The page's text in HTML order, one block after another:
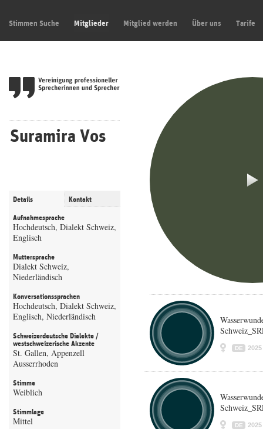
Stimmen Suche Mitglieder Mitglied werden Über uns Tarife
Suramira Vos
Details Kontakt
Aufnahmesprache
Hochdeutsch, Dialekt Schweiz,
Englisch
Muttersprache
Dialekt Schweiz,
Niederländisch
Konversationssprachen
Hochdeutsch, Dialekt Schweiz,
Englisch, Niederländisch
Schweizerdeutsche Dialekte /
westschweizerische Akzente
St. Gallen, Appenzell
Ausserrhoden
Stimme
Weiblich
Stimmlage
Mittel
DE 2025
DE 2025